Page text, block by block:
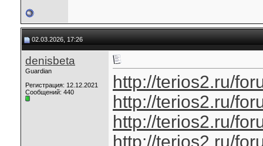
02.03.2026, 17:26
denisbeta
Guardian
Регистрация: 12.12.2021
Сообщений: 440
http://terios2.ru/
http://terios2.ru/
http://terios2.ru/
http://terios2.ru/